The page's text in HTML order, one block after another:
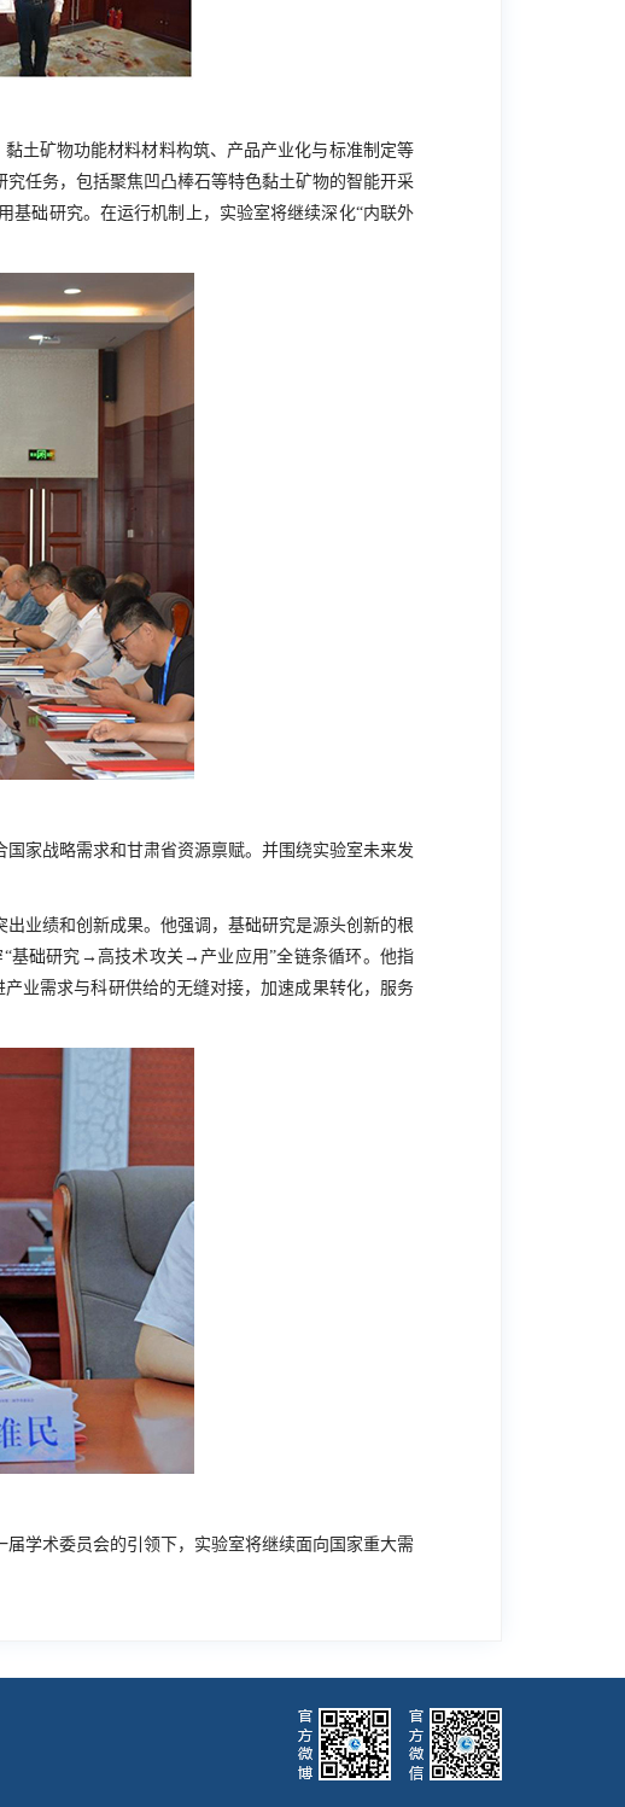
土矿物功能材料材料构筑、产品产业化与标准制定等
任务，包括聚焦凹凸棒石等特色黏土矿物的智能开采
基础研究。在运行机制上，实验室将继续深化“内联外
家战略需求和甘肃省资源禀赋。并围绕实验室未来发
业绩和创新成果。他强调，基础研究是源头创新的根
基础研究→高技术攻关→产业应用”全链条循环。他指
业需求与科研供给的无缝对接，加速成果转化，服务
学术委员会的引领下，实验室将继续面向国家重大需